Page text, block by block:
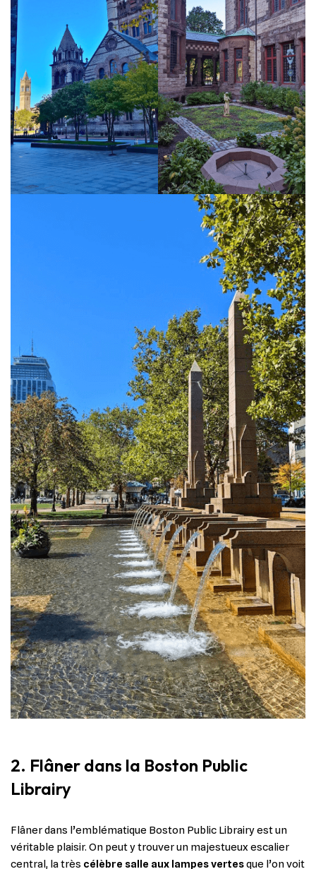
2. Flâner dans la Boston Public
Librairy
Flâner dans l’emblématique Boston Public Librairy est un
véritable plaisir. On peut y trouver un majestueux escalier
central, la très célèbre salle aux lampes vertesque l’on voit